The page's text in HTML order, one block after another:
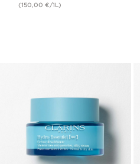
(150,00 €/1L)